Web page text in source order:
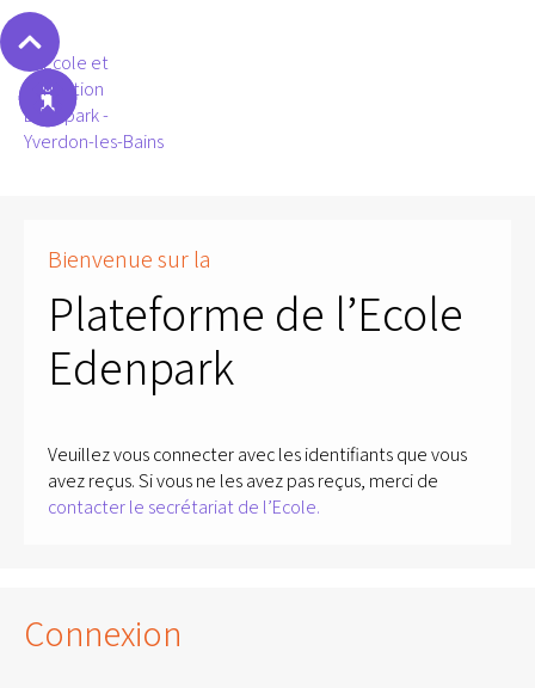
Bienvenue sur la
Plateforme de l’Ecole
Edenpark
Veuillez vous connecter avec les identifiants que vous
avez reçus. Si vous ne les avez pas reçus, merci de
contacter le secrétariat de l’Ecole.
Connexion